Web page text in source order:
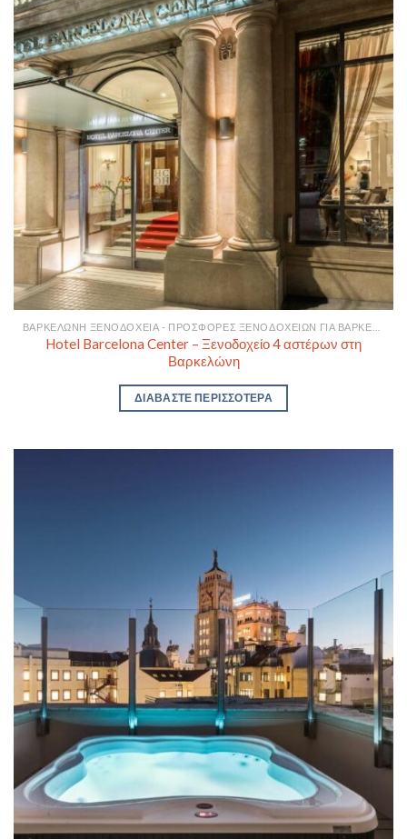
Hotel Barcelona Center – Ξενοδοχείο 4 αστέρων στη
Βαρκελώνη
ΔΙΑΒΆΣΤΕ ΠΕΡΙΣΣΌΤΕΡΑ